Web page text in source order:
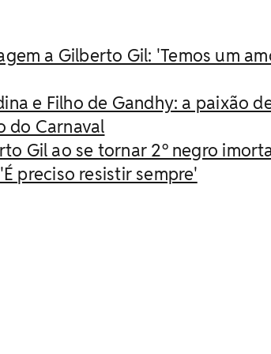
a Gilberto Gil: 'Temos um
e Filho de Gandhy: a paixão
do Carnaval
Gil ao se tornar 2º negro
preciso resistir sempre'